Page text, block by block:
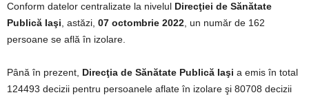
Conform datelor centralizate la nivelul Direcţiei de Sănătate
Publică Iaşi , astăzi, 07 octombrie 2022 , un număr de 162
persoane se află în izolare.
Până în prezent, Direcţia de Sănătate Publică Iaşi a emis în total
124493 decizii pentru persoanele aflate în izolare şi 80708 decizii